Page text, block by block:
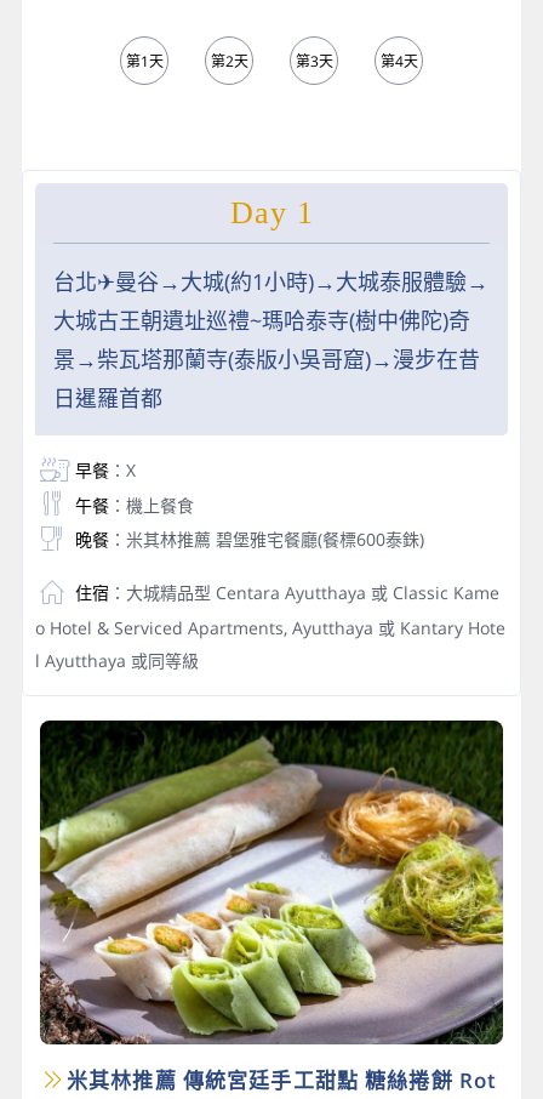
第1天 第2天 第3天 第4天
Day 1
台北✈曼谷→大城(約1小時)→大城泰服體驗→
大城古王朝遺址巡禮~瑪哈泰寺(樹中佛陀)奇
景→柴瓦塔那蘭寺(泰版小吳哥窟)→漫步在昔
日暹羅首都
早餐：X
午餐：機上餐食
晚餐：米其林推薦 碧堡雅宅餐廳(餐標600泰銖)
住宿 ：大城精品型 Centara Ayutthaya 或 Classic Kame
o Hotel & Serviced Apartments, Ayutthaya 或 Kantary Hote
l Ayutthaya 或同等級
米其林推薦 傳統宮廷手工甜點 糖絲捲餅 Rot